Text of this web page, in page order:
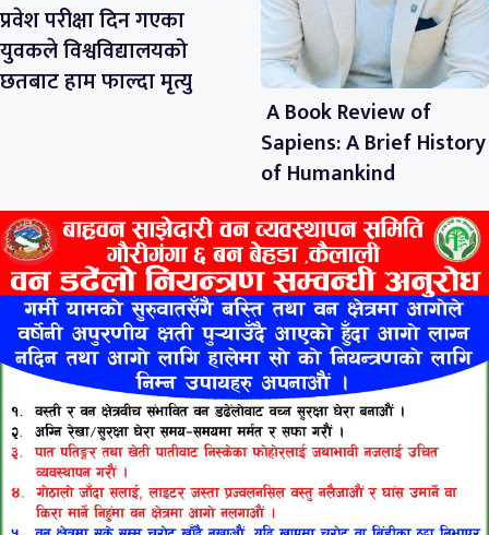
प्रवेश परीक्षा दिन गएका
युवकले विश्वविद्यालयको
छतबाट हाम फाल्दा मृत्यु
A Book Review of
Sapiens: A Brief History
of Humankind